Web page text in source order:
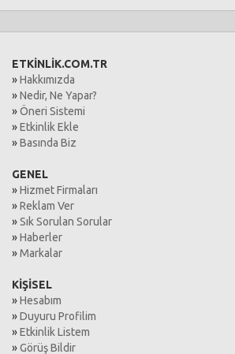
ETKİNLİK.COM.TR
»Hakkımızda
»Nedir, Ne Yapar?
»Öneri Sistemi
»Etkinlik Ekle
»Basında Biz
GENEL
»Hizmet Firmaları
»Reklam Ver
»Sık Sorulan Sorular
»Haberler
»Markalar
KİŞİSEL
»Hesabım
»Duyuru Profilim
»Etkinlik Listem
»Görüş Bildir